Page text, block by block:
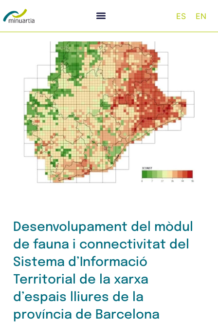
ES EN
Desenvolupament del mòdul
de fauna i connectivitat del
Sistema d’Informació
Territorial de la xarxa
d’espais lliures de la
província de Barcelona